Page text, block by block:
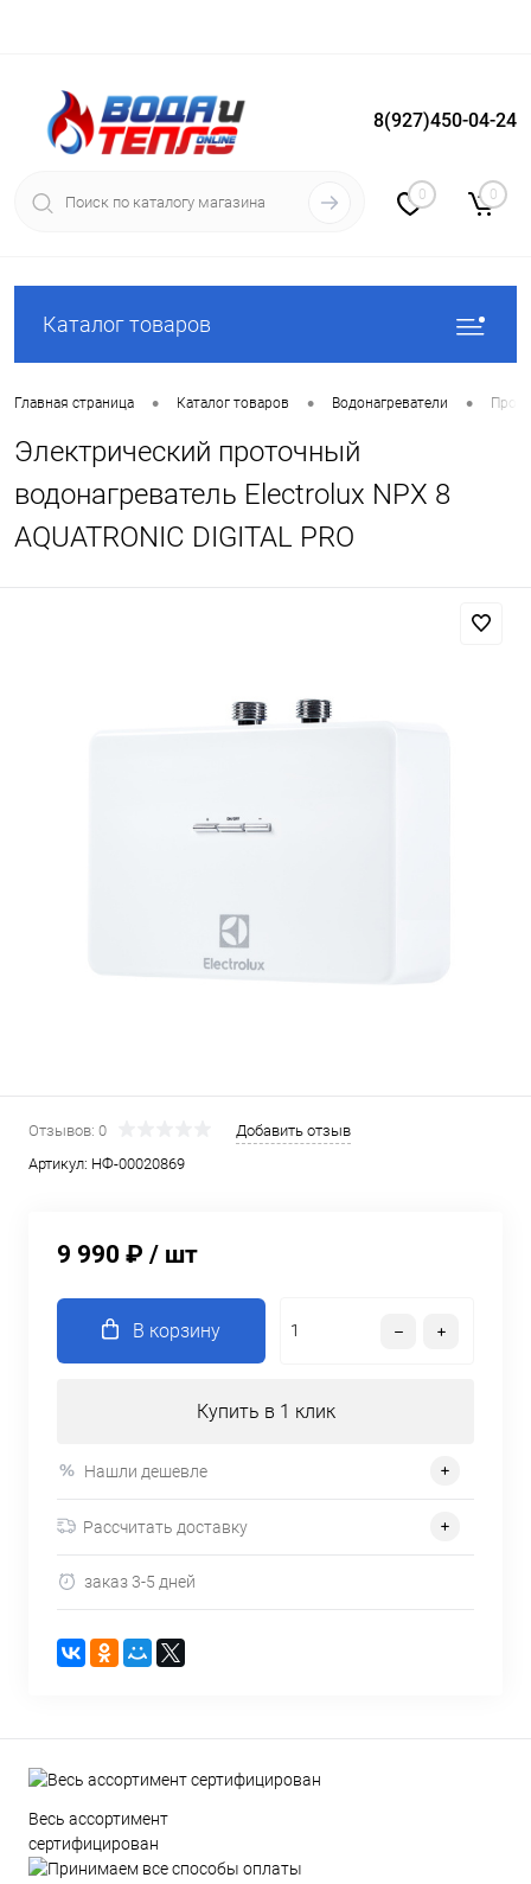
Вход Регистрация
8(927)450-04-24
0 0
Каталог товаров
Главная страница • Каталог товаров • Водонагреватели •
Электрический проточный
водонагреватель Electrolux NPX 8
AQUATRONIC DIGITAL PRO
Отзывов: 0
Добавить отзыв
Артикул: НФ-00020869
9 990 ₽ / шт
В корзину
Купить в 1 клик
Нашли дешевле
Рассчитать доставку
заказ 3-5 дней
Весь ассортимент
сертифицирован